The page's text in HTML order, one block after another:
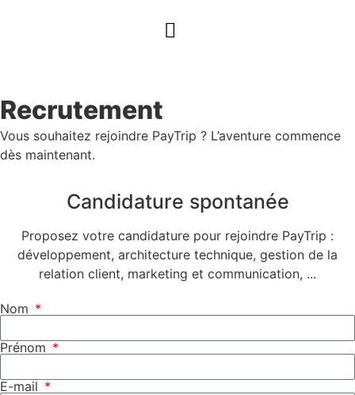
Recrutement
Vous souhaitez rejoindre PayTrip ? L’aventure commence
dès maintenant.
Candidature spontanée
Proposez votre candidature pour rejoindre PayTrip :
développement, architecture technique, gestion de la
relation client, marketing et communication, ...
Nom
Prénom
E-mail